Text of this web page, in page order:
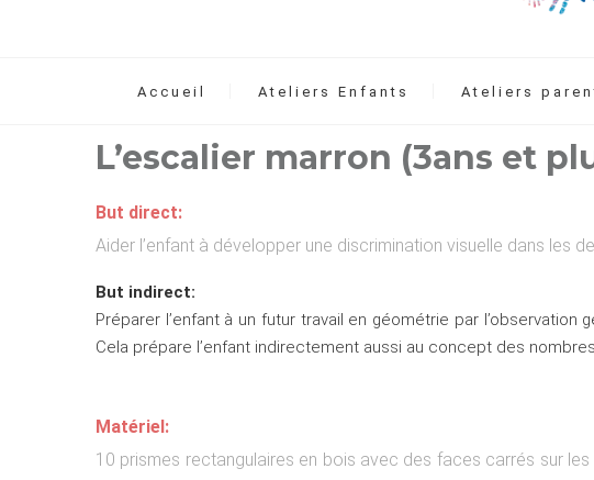
Accueil Ateliers Enfants Ateliers
L’escalier marron (3ans et
But direct:
Aider l’enfant à développer une discrimination visuelle dans les
But indirect:
Préparer l’enfant à un futur travail en géométrie par
Cela prépare l’enfant indirectement aussi au concept des
Matériel:
10 prismes rectangulaires en bois avec des faces carrés sur